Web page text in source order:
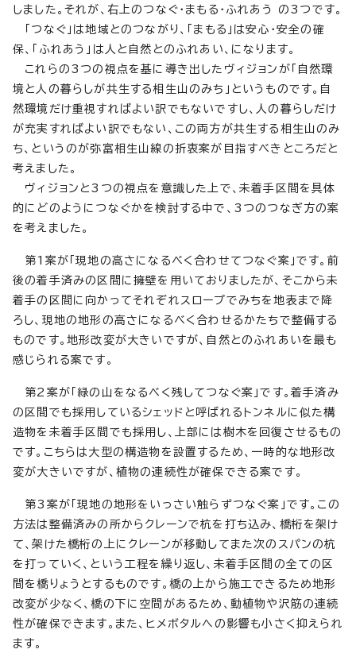
しました。それが、右上のつなぐ・まもる・ふれあう の3つです。
「つなぐ」は地域とのつながり、「まもる」は安心・安全の確
保、「ふれあう」は人と自然とのふれあい、になります。
これらの3つの視点を基に導き出したヴィジョンが「自然環
境と人の暮らしが共生する相生山のみち」というものです。自
然環境だけ重視すればよい訳でもないですし、人の暮らしだけ
が充実すればよい訳でもない、この両方が共生する相生山のみ
ち、というのが弥富相生山線の折衷案が目指すべきところだと
考えました。
ヴィジョンと3つの視点を意識した上で、未着手区間を具体
的にどのようにつなぐかを検討する中で、3つのつなぎ方の案
を考えました。
第1案が「現地の高さになるべく合わせてつなぐ案」です。前
後の着手済みの区間に擁壁を用いておりましたが、そこから未
着手の区間に向かってそれぞれスロープでみちを地表まで降
ろし、現地の地形の高さになるべく合わせるかたちで整備する
ものです。地形改変が大きいですが、自然とのふれあいを最も
感じられる案です。
第2案が「緑の山をなるべく残してつなぐ案」です。着手済み
の区間でも採用しているシェッドと呼ばれるトンネルに似た構
造物を未着手区間でも採用し、上部には樹木を回復させるもの
です。こちらは大型の構造物を設置するため、一時的な地形改
変が大きいですが、植物の連続性が確保できる案です。
第3案が「現地の地形をいっさい触らずつなぐ案」です。この
方法は整備済みの所からクレーンで杭を打ち込み、橋桁を架け
て、架けた橋桁の上にクレーンが移動してまた次のスパンの杭
を打っていく、という工程を繰り返し、未着手区間の全ての区
間を橋りょうとするものです。橋の上から施工できるため地形
改変が少なく、橋の下に空間があるため、動植物や沢筋の連続
性が確保できます。また、ヒメボタルへの影響も小さく抑えられ
ます。